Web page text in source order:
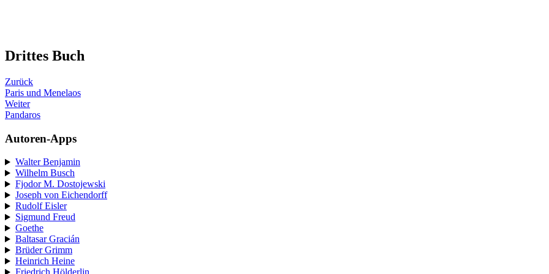
Drittes Buch
Zurück
Paris und Menelaos
Weiter
Pandaros
Autoren-Apps
Walter Benjamin
Wilhelm Busch
Fjodor M. Dostojewski
Joseph von Eichendorff
Rudolf Eisler
Sigmund Freud
Goethe
Baltasar Gracián
Brüder Grimm
Heinrich Heine